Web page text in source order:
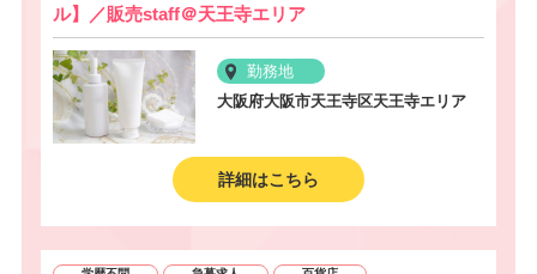
ル】／販売staff＠天王寺エリア
勤務地
大阪府大阪市天王寺区天王寺エリア
詳細はこちら